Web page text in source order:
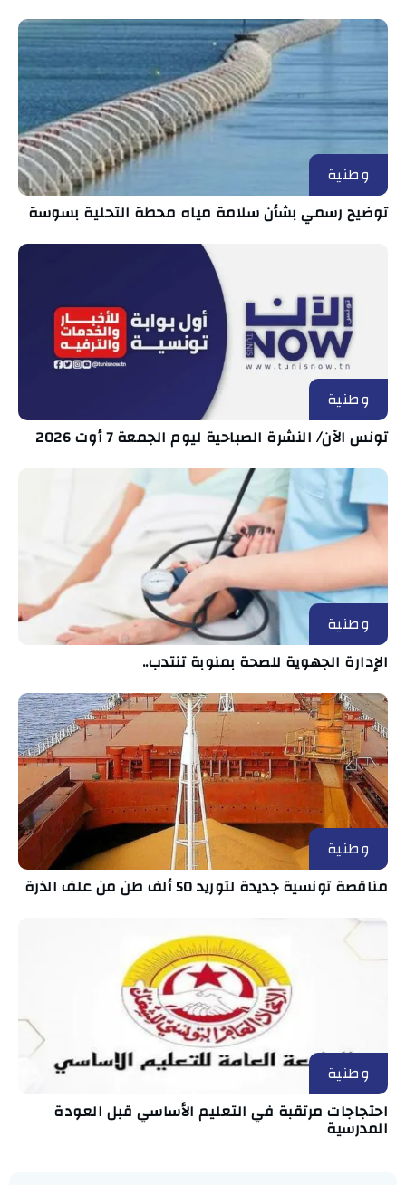
وطنية
توضيح رسمي بشأن سلامة مياه محطة التحلية بسوسة
وطنية
تونس الآن/ النشرة الصباحية ليوم الجمعة 7 أوت 2026
وطنية
الإدارة الجهوية للصحة بمنوبة تنتدب..
وطنية
مناقصة تونسية جديدة لتوريد 50 ألف طن من علف الذرة
وطنية
احتجاجات مرتقبة في التعليم الأساسي قبل العودة
المدرسية